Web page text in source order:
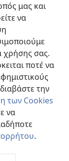
μας και
να
χρήσης σας.
ποτέ να
την
των Cookies
να
.
of Pennsylvania.
ΑΠΟΡΡΗΤΟΥ